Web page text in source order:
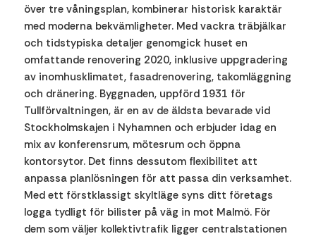
över tre våningsplan, kombinerar historisk karaktär
med moderna bekvämligheter. Med vackra träbjälkar
och tidstypiska detaljer genomgick huset en
omfattande renovering 2020, inklusive uppgradering
av inomhusklimatet, fasadrenovering, takomläggning
och dränering. Byggnaden, uppförd 1931 för
Tullförvaltningen, är en av de äldsta bevarade vid
Stockholmskajen i Nyhamnen och erbjuder idag en
mix av konferensrum, mötesrum och öppna
kontorsytor. Det finns dessutom flexibilitet att
anpassa planlösningen för att passa din verksamhet.
Med ett förstklassigt skyltläge syns ditt företags
logga tydligt för bilister på väg in mot Malmö. För
dem som väljer kollektivtrafik ligger centralstationen